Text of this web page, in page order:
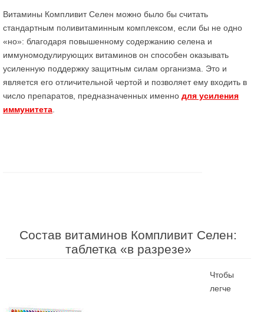
Витамины Компливит Селен можно было бы считать
стандартным поливитаминным комплексом, если бы не одно
«но»: благодаря повышенному содержанию селена и
иммуномодулирующих витаминов он способен оказывать
усиленную поддержку защитным силам организма. Это и
является его отличительной чертой и позволяет ему входить в
число препаратов, предназначенных именно для усиления
иммунитета
Состав витаминов Компливит Селен:
таблетка «в разрезе»
Чтобы
легче